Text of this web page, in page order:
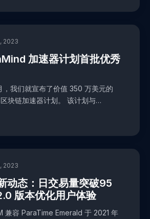
2023
加速器计划首批优秀
，我们就宣布了价值 350 万美元的
块链加速器计划。 该计划与…
2023
动态：日交易量突破95
版本优化用户体验
兼容 ParaTime Emerald 于 2021 年